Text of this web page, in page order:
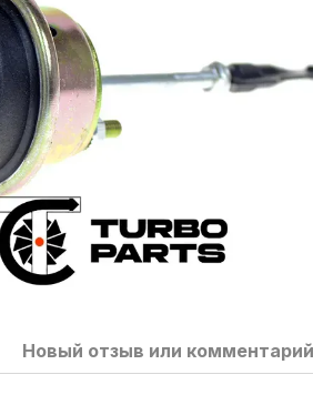
Новый отзыв или комментарий